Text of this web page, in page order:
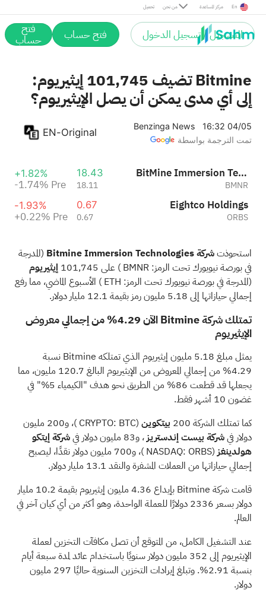
تحميل من نحن مركز المساعدة En
التسجيل / تسجيل الدخول فتح حساب فتح
حساب
Bitmine تضيف 101,745 إيثيريوم:
إلى أي مدى يمكن أن يصل الإيثيريوم؟
Benzinga News
16:32 04/05
تمت الترجمة بواسطة
EN-Original
BitMine Immersion Technologies
BMNR
18.43
18.11
+1.82%
-1.74% Pre
Eightco Holdings
ORBS
0.67
0.67
-1.93%
+0.22% Pre
استحوذتشركة Bitmine Immersion Technologies
(المدرجة
في بورصة نيويورك تحت الرمز: BMNR ) على 101,745
إيثيريوم
(المدرجة في بورصة نيويورك تحت الرمز: ETH ) الأسبوع الماضي، مما رفع
إجمالي حيازاتها إلى 5.18 مليون رمز بقيمة 12.1 مليار دولار.
تمتلك شركة Bitmine الآن 4.29% من إجمالي معروض
الإيثيريوم
يمثل
مبلغ 5.18 مليون إيثيريوم الذي تمتلكه Bitmine نسبة
4.29% من إجمالي المعروض من الإيثيريوم البالغ 120.7 مليون، مما
يجعلها قد قطعت 86% من الطريق نحو هدف "الكيمياء 5%" في
غضون 10 أشهر فقط.
كما تمتلك الشركة 200
بيتكوين (CRYPTO:
BTC
)، و200 مليون
دولار فيشركة بيست إندستريز، و83 مليون دولار في
شركة إيتكو
هولدينغز (NASDAQ:
ORBS
)، و700 مليون دولار نقدًا، ليصبح
إجمالي حيازاتها من العملات المشفرة والنقد 13.1 مليار دولار.
قامت شركة Bitmine بإيداع 4.36 مليون إيثيريوم بقيمة 10.2 مليار
دولار بسعر 2336 دولارًا للعملة الواحدة، وهو أكثر من أي كيان آخر في
العالم.
عند التشغيل الكامل، من المتوقع أن تصل مكافآت التخزين لعملة
الإيثيريوم إلى 352 مليون دولار سنويًا باستخدام عائد لمدة سبعة أيام
بنسبة 2.91%. وتبلغ إيرادات التخزين السنوية حاليًا 297 مليون
دولار.